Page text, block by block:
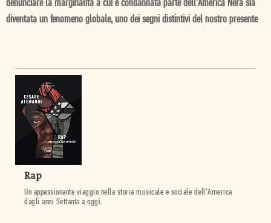
denunciare la marginalità a cui è condannata parte dell'America Nera sia
diventata un fenomeno globale, uno dei segni distintivi del nostro presente.
Rap
Un appassionante viaggio nella storia musicale e sociale dell’America
dagli anni Settanta a oggi.